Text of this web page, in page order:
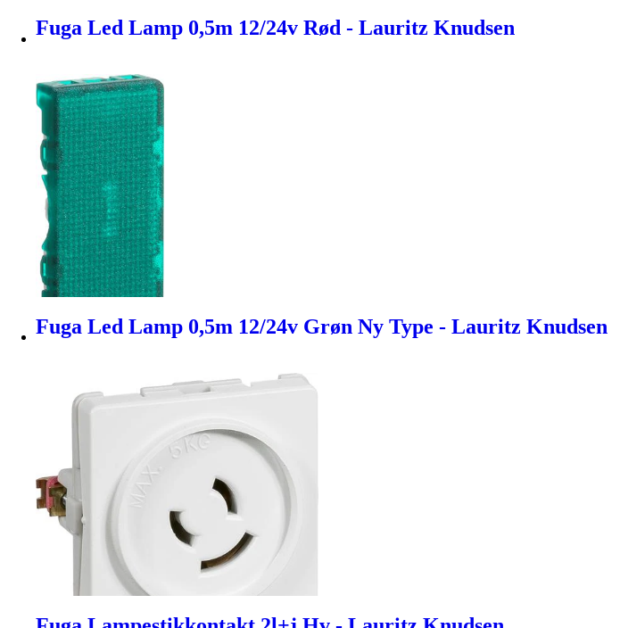
Fuga Led Lamp 0,5m 12/24v Rød - Lauritz Knudsen
Fuga Led Lamp 0,5m 12/24v Grøn Ny Type - Lauritz Knudsen